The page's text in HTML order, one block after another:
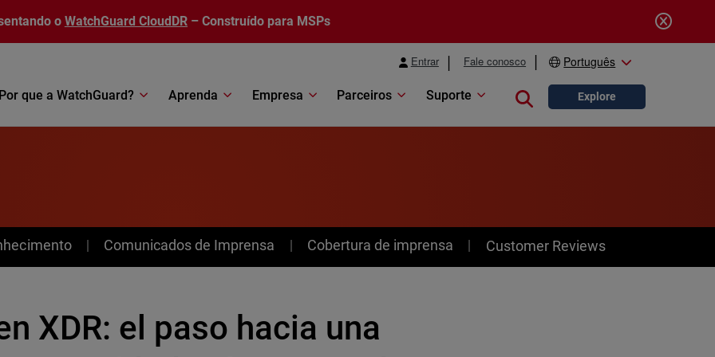
o WatchGuard CloudDR – Construído para MSPs
Entrar Fale conosco Português
Por que a WatchGuard? Aprenda Empresa Parceiros Suporte Close search
Explore
Comunicados de Imprensa Cobertura de imprensa Customer Reviews
XDR: el paso hacia una